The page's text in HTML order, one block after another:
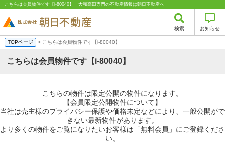
こちらは会員物件です【i-80040】｜大和高田専門の不動産情報は朝日不動産へ
検索 お知らせ
TOPページ > こちらは会員物件です【i-80040】
こちらは会員物件です【i-80040】
こちらの物件は限定公開の物件になります。
【会員限定公開物件について】
当社は売主様のプライバシー保護や価格未定などにより、一般公開がで
きない最新物件があります。
より多くの物件をご覧になりたいお客様は「無料会員」にご登録くださ
い。